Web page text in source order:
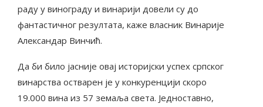
раду у винограду и винарији довели су до
фантастичног резултата, каже власник Винарије
Александар Винчић.
Да би било јасније овај историјски успех српског
винарства остварен је у конкуренцији скоро
19.000 вина из 57 земаља света. Једноставно,